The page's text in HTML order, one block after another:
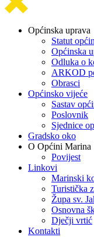
Općinska uprava
Statut
Općinska
Odluka o
ARKOD
Obrasci
Općinsko vijeće
Sastav
Poslovnik
Sjednice
Gradsko oko
O Općini Marina
Povijest
Linkovi
Marinski
Turistička
Župa sv.
Osnovna
Dječji vrtić
Kontakti